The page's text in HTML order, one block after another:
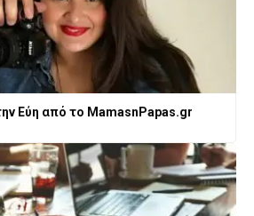
Εύη από το MamasnPapas.gr